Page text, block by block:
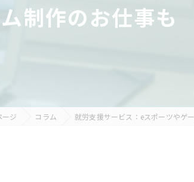
制作のお仕事も
ージ コラム 就労支援サービス：eスポーツやゲ